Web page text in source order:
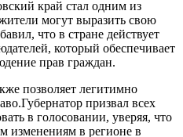
край стал одним из
могут выразить свою
что в стране действует
который обеспечивает
прав граждан.
позволяет легитимно
призвал всех
в голосовании, уверяя, что
изменениям в регионе в